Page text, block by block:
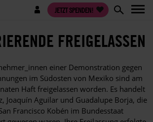
JETZT SPENDEN!
FREIGELASSEN
einer Demonstration gegen
im Südosten von Mexiko sind am
Haft freigelassen worden. Es handelt
Joaquín Aguilar und Guadalupe Borja, die
Francisco Kobén im Bundesstaat